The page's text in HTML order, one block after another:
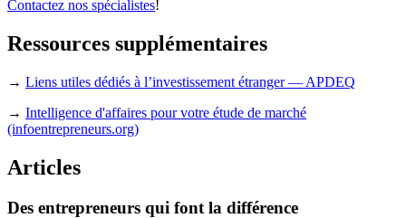
Contactez nos spécialistes!
Ressources supplémentaires
→ Liens utiles dédiés à l’investissement étranger — APDEQ
→ Intelligence d'affaires pour votre étude de marché
(infoentrepreneurs.org)
Articles
Des entrepreneurs qui font la différence